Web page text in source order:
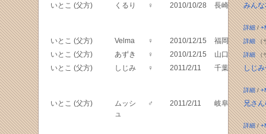
いとこ (父方) くるり ♀ 2010/10/28 長崎 みんな
詳細/
いとこ (父方) Velma ♀ 2010/12/15 福岡 詳細（
いとこ (父方) あずき ♀ 2010/12/15 山口 詳細（
いとこ (父方) しじみ ♀ 2011/2/11 千葉 しじみ
詳細/
いとこ (父方)
ムッシ
ュ
♂ 2011/2/11 岐阜 兄さん
詳細/